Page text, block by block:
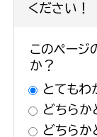
ください！
このページ
か？
とてもわ
どちらか
どちらか